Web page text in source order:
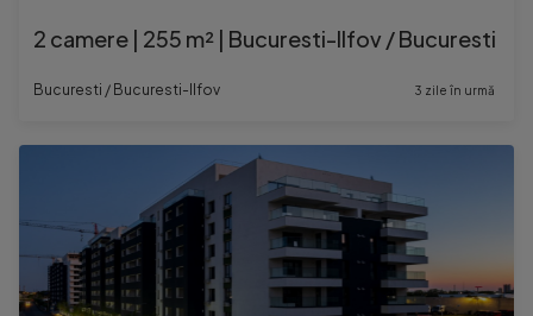
2 camere | 255 m² | Bucuresti-Ilfov / Bucuresti
Bucuresti / Bucuresti-Ilfov 3 zile în urmă